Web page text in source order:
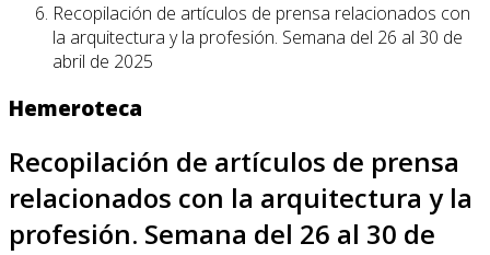
Recopilación de artículos de prensa relacionados con
la arquitectura y la profesión. Semana del 26 al 30 de
abril de 2025
Hemeroteca
Recopilación de artículos de prensa
relacionados con la arquitectura y la
profesión. Semana del 26 al 30 de